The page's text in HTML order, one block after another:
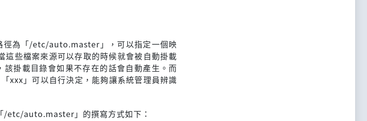
為「/etc/auto.master」，可以指定一個映
這些檔案來源可以存取的時候就會被自動掛載
掛載目錄會如果不存在的話會自動產生。而
xxx」可以自行決定，能夠讓系統管理員辨識
etc/auto.master」的撰寫方式如下：